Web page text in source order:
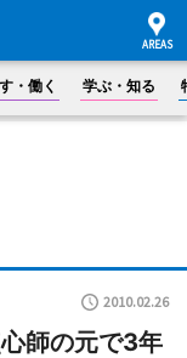
・働く 学ぶ・知る
2010.02.26
師の元で3年